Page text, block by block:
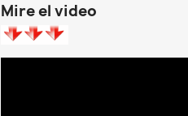
Mire el video